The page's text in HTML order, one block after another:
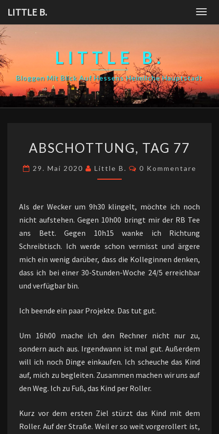
content
LITTLE B.
LITTLE B.
Bloggen Mit Blick Auf Hessens Heimliche Hauptstadt
TAG
ABSCHOTTUNG, TAG 77
29. Mai 2020 Little B. Kommentare
0 Kommentare
Als der Wecker um 9h30 klingelt, möchte ich noch
nicht aufstehen. Gegen 10h00 bringt mir der RB Tee
ans Bett. Gegen 10h15 wanke ich Richtung
Schreibtisch. Ich werde schon vermisst und ärgere
mich ein wenig darüber, dass die Kolleginnen denken,
dass ich bei einer 30-Stunden-Woche 24/5 erreichbar
und verfügbar bin.
Ich beende ein paar Projekte. Das tut gut.
Um 16h00 mache ich den Rechner nicht nur zu,
sondern auch aus. Irgendwann ist mal gut. Außerdem
will ich noch Dinge einkaufen. Ich scheuche das Kind
auf, mich zu begleiten. Zusammen machen wir uns auf
den Weg. Ich zu Fuß, das Kind per Roller.
Kurz vor dem ersten Ziel stürzt das Kind mit dem
Roller. Auf der Straße. Weil er so weit vorgerollert ist,